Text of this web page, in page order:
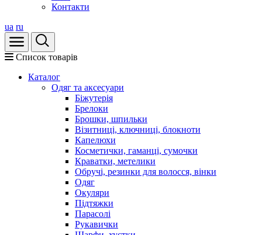
Контакти
ua ru
Список товарів
Каталог
Oдяг та аксесуари
Біжутерія
Брелоки
Брошки, шпильки
Візитниці, ключниці, блокноти
Капелюхи
Косметички, гаманці, сумочки
Краватки, метелики
Обручі, резинки для волосся, вінки
Одяг
Окуляри
Підтяжки
Парасолі
Рукавички